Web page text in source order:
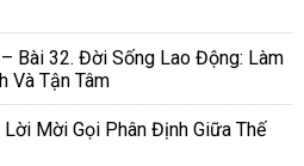
Bài 32. Đời Sống Lao Động: Làm
Và Tận Tâm
Mời Gọi Phân Định Giữa Thế